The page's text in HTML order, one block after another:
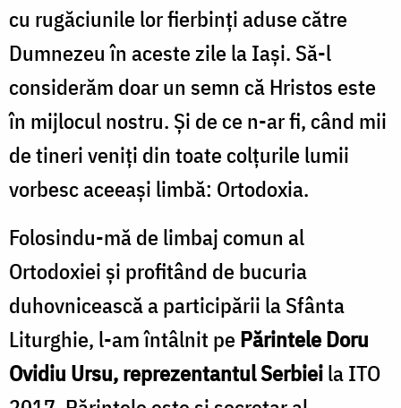
cu rugăciunile lor fierbinți aduse către
Dumnezeu în aceste zile la Iași. Să-l
considerăm doar un semn că Hristos este
în mijlocul nostru. Și de ce n-ar fi, când mii
de tineri veniți din toate colțurile lumii
vorbesc aceeași limbă: Ortodoxia.
Folosindu-mă de limbaj comun al
Ortodoxiei și profitând de bucuria
duhovnicească a participării la Sfânta
Liturghie, l-am întâlnit pePărintele Doru
Ovidiu Ursu, reprezentantul Serbieila ITO